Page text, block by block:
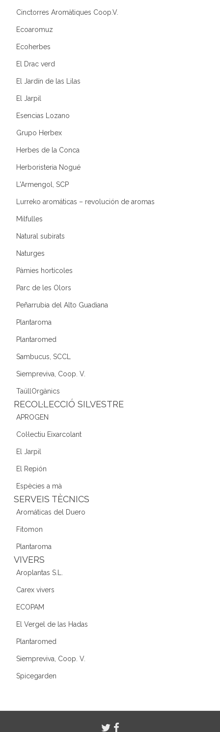
Cinctorres Aromàtiques Coop.V.
Ecoaromuz
Ecoherbes
El Drac verd
El Jardín de las Lilas
El Jarpil
Esencias Lozano
Grupo Herbex
Herbes de la Conca
Herboristeria Nogué
L'Armengol, SCP
Lurreko aromáticas – revolución de aromas
Milfulles
Natural subirats
Naturges
Pàmies hortícoles
Parc de les Olors
Peñarrubia del Alto Guadiana
Plantaroma
Plantaromed
Sambucus, SCCL
Siempreviva, Coop. V.
TaüllOrgànics
RECOL·LECCIÓ SILVESTRE
APROGEN
Col·lectiu Eixarcolant
El Jarpil
El Repión
Espècies a mà
SERVEIS TÈCNICS
Aromáticas del Duero
Fitomon
Plantaroma
VIVERS
Aroplantas S.L.
Carex vivers
ECOPAM
El Vergel de las Hadas
Plantaromed
Siempreviva, Coop. V.
Spicegarden